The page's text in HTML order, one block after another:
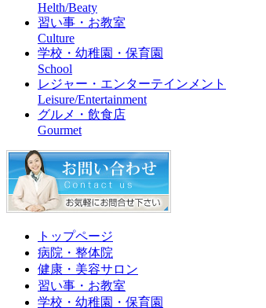
Helth/Beaty
習い事・お教室
Culture
学校・幼稚園・保育園
School
レジャー・エンターテインメント
Leisure/Entertainment
グルメ・飲食店
Gourmet
トップページ
病院・整体院
健康・美容サロン
習い事・お教室
学校・幼稚園・保育園